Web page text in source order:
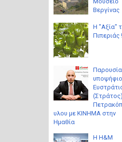
Βεργίνας
Η "Αξία"
Πιπεριάς
(Στράτος)
υλου με ΚΙΝΗΜΑ στην
Ημαθία
Η H&M